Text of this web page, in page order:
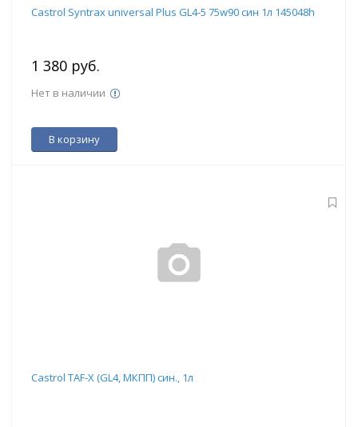
Castrol Syntrax universal Plus GL4-5 75w90 син 1л 145048h
1 380 руб.
Нет в наличии
В корзину
Castrol TAF-X (GL4, МКПП) син., 1л